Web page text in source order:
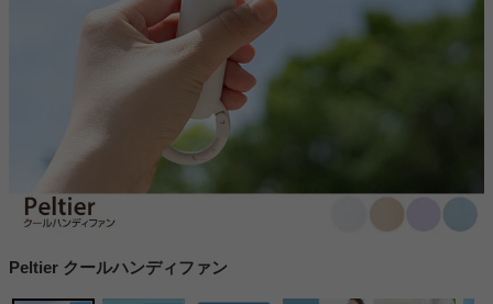
Peltier クールハンディファン